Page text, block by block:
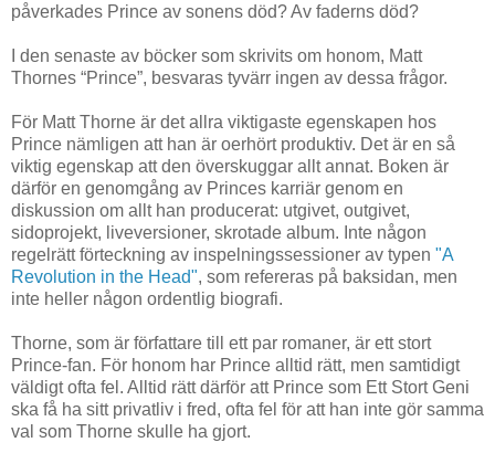
påverkades Prince av sonens död? Av faderns död?
I den senaste av böcker som skrivits om honom, Matt
Thornes “Prince”, besvaras tyvärr ingen av dessa frågor.
För Matt Thorne är det allra viktigaste egenskapen hos
Prince nämligen att han är oerhört produktiv. Det är en så
viktig egenskap att den överskuggar allt annat. Boken är
därför en genomgång av Princes karriär genom en
diskussion om allt han producerat: utgivet, outgivet,
sidoprojekt, liveversioner, skrotade album. Inte någon
regelrätt förteckning av inspelningssessioner av typen "A
Revolution in the Head", som refereras på baksidan, men
inte heller någon ordentlig biografi.
Thorne, som är författare till ett par romaner, är ett stort
Prince-fan. För honom har Prince alltid rätt, men samtidigt
väldigt ofta fel. Alltid rätt därför att Prince som Ett Stort Geni
ska få ha sitt privatliv i fred, ofta fel för att han inte gör samma
val som Thorne skulle ha gjort.